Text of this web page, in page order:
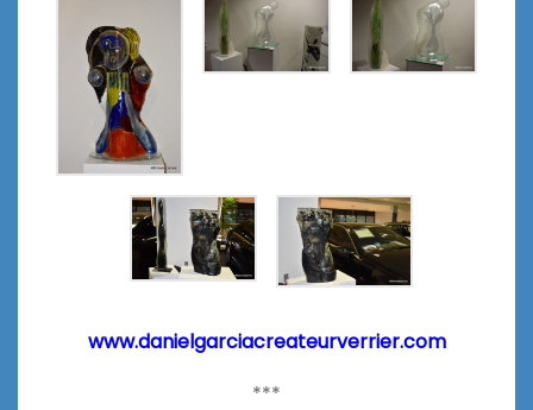
www.danielgarciacreateurverrier.com
***